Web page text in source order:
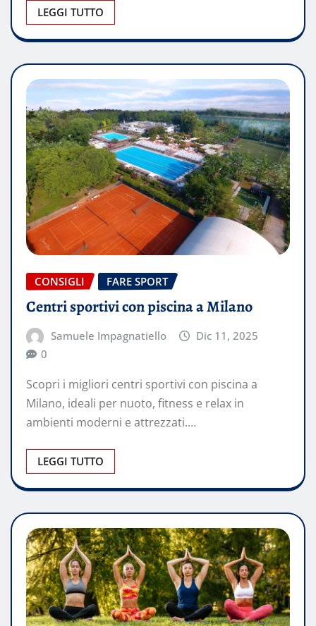
LEGGI TUTTO
CONSIGLI FARE SPORT
Centri sportivi con piscina a Milano
Samuele Impagnatiello
Dic 11, 2025
0
Scopri i migliori centri sportivi con piscina a
Milano, ideali per nuoto, fitness e relax in
ambienti moderni e attrezzati.…
LEGGI TUTTO